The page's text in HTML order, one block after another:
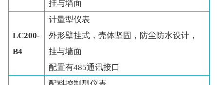
挂与墙面
LC200-
B4
计量型仪表
外形壁挂式，壳体坚固，防尘防水设计，
挂与墙面
配置有485通讯接口